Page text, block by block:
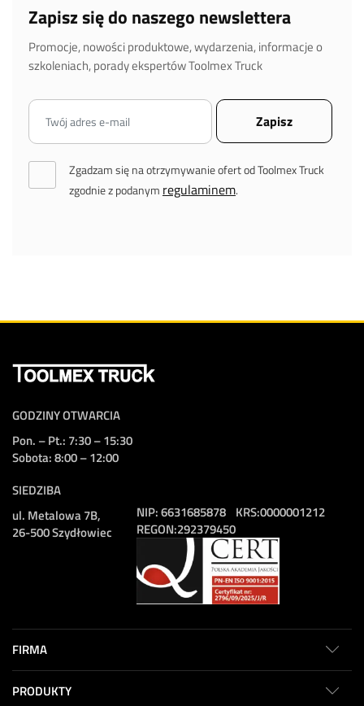
Zapisz się do naszego newslettera
Promocje, nowości produktowe, wydarzenia, informacje o
szkoleniach, porady ekspertów Toolmex Truck
Zgadzam się na otrzymywanie ofert od Toolmex Truck
zgodnie z podanym regulaminem.
GODZINY OTWARCIA
Pon. – Pt.: 7:30 – 15:30
Sobota: 8:00 – 12:00
SIEDZIBA
ul. Metalowa 7B,
26-500 Szydłowiec
NIP:6631685878
REGON:292379450
KRS:0000001212
FIRMA
PRODUKTY